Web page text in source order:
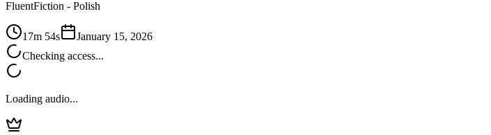
FluentFiction - Polish
17m 54s
January 15, 2026
Checking access...
Loading audio...